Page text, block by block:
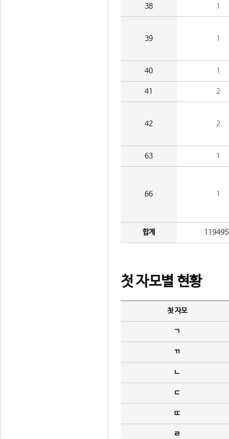
38 1
39 1
40 1
41 2
42 2
63 1
66 1
합계
첫 자모별 현황
첫 자모
ㄱ
ㄲ
ㄴ
ㄷ
ㄸ
ㄹ